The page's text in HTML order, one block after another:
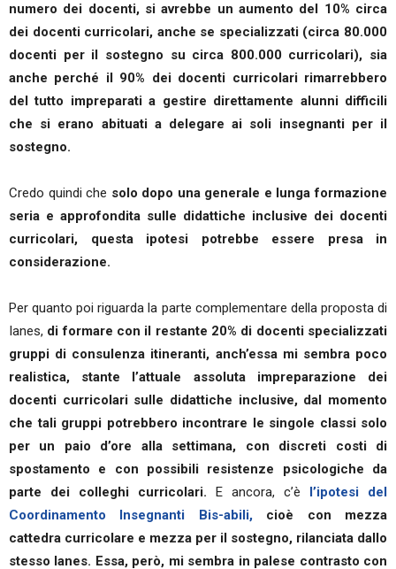
numero dei docenti, si avrebbe un aumento del 10% circa
dei docenti curricolari, anche se specializzati (circa 80.000
docenti per il sostegno su circa 800.000 curricolari), sia
anche perché il 90% dei docenti curricolari rimarrebbero
del tutto impreparati a gestire direttamente alunni difficili
che si erano abituati a delegare ai soli insegnanti per il
sostegno.
Credo quindi che solo dopo una generale e lunga formazione
seria e approfondita sulle didattiche inclusive dei docenti
curricolari, questa ipotesi potrebbe essere presa in
considerazione.
Per quanto poi riguarda la parte complementare della proposta di
Ianes, di formare con il restante 20% di docenti specializzati
gruppi di consulenza itineranti, anch’essa mi sembra poco
realistica, stante l’attuale assoluta impreparazione dei
docenti curricolari sulle didattiche inclusive, dal momento
che tali gruppi potrebbero incontrare le singole classi solo
per un paio d’ore alla settimana, con discreti costi di
spostamento e con possibili resistenze psicologiche da
parte dei colleghi curricolari. E ancora, c’è l’ipotesi del
Coordinamento Insegnanti Bis-abili,cioè con mezza
cattedra curricolare e mezza per il sostegno, rilanciata dallo
stesso Ianes. Essa, però, mi sembra in palese contrasto con